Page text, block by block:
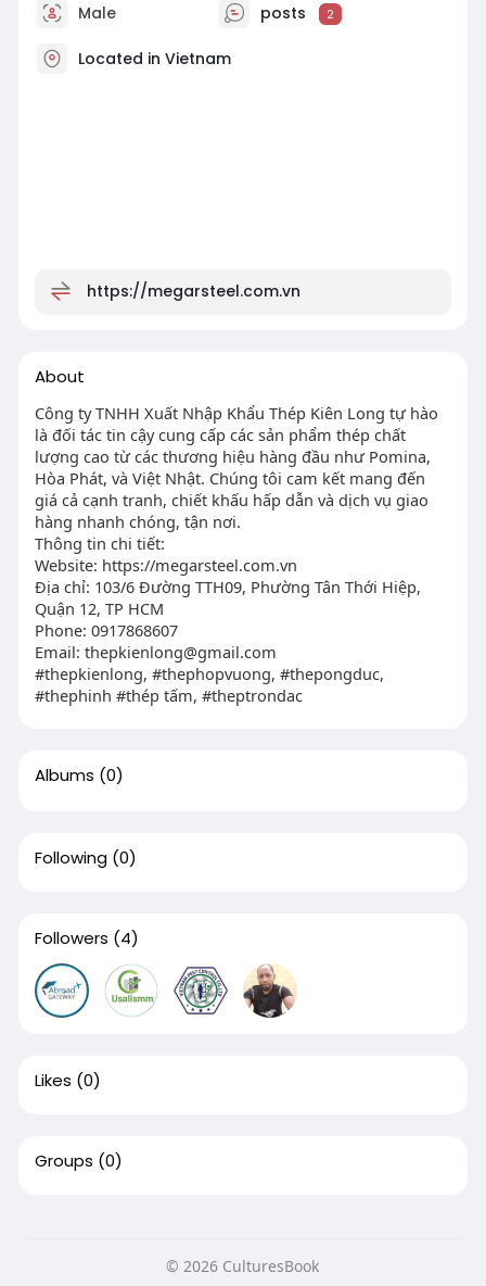
Male posts 2
Located in Vietnam
https://megarsteel.com.vn
About
Công ty TNHH Xuất Nhập Khẩu Thép Kiên Long tự hào
là đối tác tin cậy cung cấp các sản phẩm thép chất
lượng cao từ các thương hiệu hàng đầu như Pomina,
Hòa Phát, và Việt Nhật. Chúng tôi cam kết mang đến
giá cả cạnh tranh, chiết khấu hấp dẫn và dịch vụ giao
hàng nhanh chóng, tận nơi.
Thông tin chi tiết:
Website: https://megarsteel.com.vn
Địa chỉ: 103/6 Đường TTH09, Phường Tân Thới Hiệp,
Quận 12, TP HCM
Phone: 0917868607
Email: thepkienlong@gmail.com
#thepkienlong, #thephopvuong, #thepongduc,
#thephinh #thép tấm, #theptrondac
Albums (0)
Following (0)
Followers (4)
Likes (0)
Groups (0)
© 2026 CulturesBook